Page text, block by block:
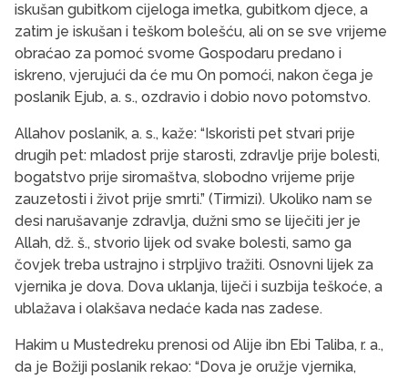
iskušan gubitkom cijeloga imetka, gubitkom djece, a
zatim je iskušan i teškom bolešću, ali on se sve vrijeme
obraćao za pomoć svome Gospodaru predano i
iskreno, vjerujući da će mu On pomoći, nakon čega je
poslanik Ejub, a. s., ozdravio i dobio novo potomstvo.
Allahov poslanik, a. s., kaže: “Iskoristi pet stvari prije
drugih pet: mladost prije starosti, zdravlje prije bolesti,
bogatstvo prije siromaštva, slobodno vrijeme prije
zauzetosti i život prije smrti.” (Tirmizi). Ukoliko nam se
desi narušavanje zdravlja, dužni smo se liječiti jer je
Allah, dž. š., stvorio lijek od svake bolesti, samo ga
čovjek treba ustrajno i strpljivo tražiti. Osnovni lijek za
vjernika je dova. Dova uklanja, liječi i suzbija teškoće, a
ublažava i olakšava nedaće kada nas zadese.
Hakim u Mustedreku prenosi od Alije ibn Ebi Taliba, r. a.,
da je Božiji poslanik rekao: “Dova je oružje vjernika,